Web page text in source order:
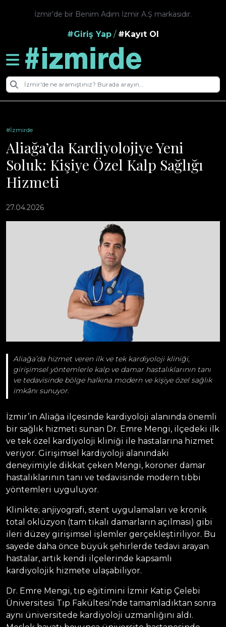
İzmir’de bir Benim Adım İzmir A.Ş markasıdır.
#Giriş Yap / #Kayıt Ol
#İzmirde
Aliağa’da Kardiyolojiye Yeni
Soluk: Kişiye Özel Kalp Sağlığı
Hizmeti
27.04.2026
Aliağa’da hizmet veren ilk ve tek kardiyoloji kliniği,
girişimsel yöntemlerle kalp ve damar hastalıklarının tanı
ve tedavisinde bölge halkına modern ve kişiye özel sağlık
imkânı sunuyor.
İzmir’in Aliağa ilçesinde kardiyoloji alanında önemli
bir sağlık hizmeti sunan Dr. Emre Mengi, ilçedeki ilk
ve tek özel kardiyoloji kliniği ile hastalarına hizmet
veriyor. Girişimsel kardiyoloji alanındaki
deneyimiyle dikkat çeken Mengi, koroner damar
hastalıklarının tanı ve tedavisinde modern tıbbi
yöntemleri uyguluyor.
Klinikte; anjiyografi, stent uygulamaları ve kronik
total oklüzyon (tam tıkalı damarların açılması) gibi
ileri düzey girişimsel işlemler gerçekleştiriliyor. Bu
sayede daha önce büyük şehirlerde tedavi arayan
hastalar, artık kendi ilçelerinde kapsamlı
kardiyolojik hizmete ulaşabiliyor.
Dr. Emre Mengi, tıp eğitimini İzmir Katip Çelebi
Üniversitesi Tıp Fakültesi’nde tamamladıktan sonra
aynı üniversitede kardiyoloji uzmanlığını aldı.